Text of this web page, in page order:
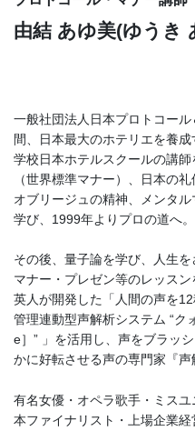
由結 あゆ美(ゆうき
一般社団法人日本プロトコー
間、日本最大のホテリエを養
学校日本ホテルスクールの講
（世界標準マナー）、日本の
オブリージュの精神、メンタ
学び、1999年よりプロの道へ。
その後、量子論を学び、人生
マナー・プレゼン等のレッス
英人が開発した「人間の声を
管理連動型声解析システム “ク
e］” 」を活用し、声をブラッ
かに好転させる声の専門家『声
有名女優・オペラ歌手・ミス
本ファイナリスト・上場企業